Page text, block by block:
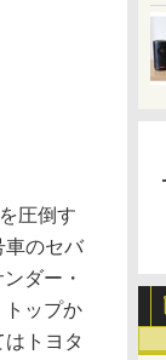
圧倒す
車のセバ
ダー・
トップか
トヨタ